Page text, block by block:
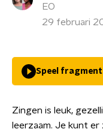
EO
29 februari
Speel
Zingen is leuk,
leerzaam. Je kunt